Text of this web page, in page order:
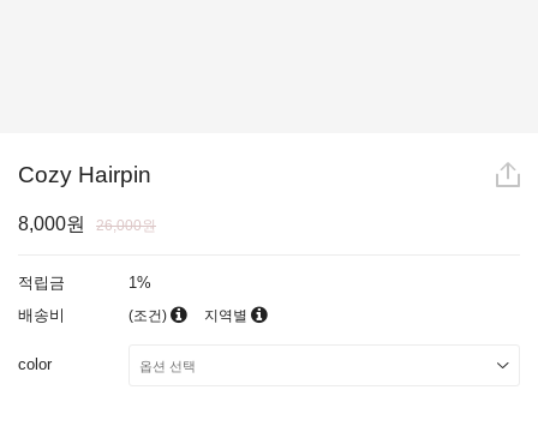
Cozy Hairpin
8,000원 26,000원
적립금
1%
배송비
(조건) 지역별
color